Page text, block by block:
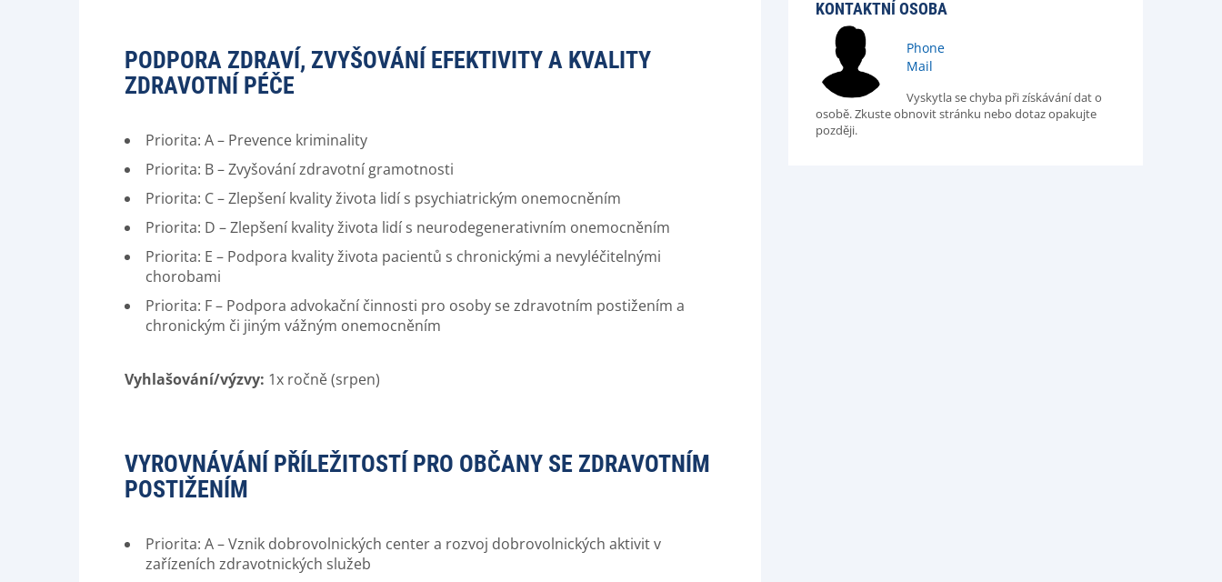
PODPORA ZDRAVÍ, ZVYŠOVÁNÍ EFEKTIVITY A KVALITY
ZDRAVOTNÍ PÉČE
Priorita: A – Prevence kriminality
Priorita: B – Zvyšování zdravotní gramotnosti
Priorita: C – Zlepšení kvality života lidí s psychiatrickým onemocněním
Priorita: D – Zlepšení kvality života lidí s neurodegenerativním onemocněním
Priorita: E – Podpora kvality života pacientů s chronickými a nevyléčitelnými
chorobami
Priorita: F – Podpora advokační činnosti pro osoby se zdravotním postižením a
chronickým či jiným vážným onemocněním
Vyhlašování/výzvy: 1x ročně (srpen)
VYROVNÁVÁNÍ PŘÍLEŽITOSTÍ PRO OBČANY SE ZDRAVOTNÍM
POSTIŽENÍM
Priorita: A – Vznik dobrovolnických center a rozvoj dobrovolnických aktivit v
zařízeních zdravotnických služeb
KONTAKTNÍ OSOBA
Phone
Mail
Vyskytla se chyba při získávání dat o
osobě. Zkuste obnovit stránku nebo dotaz opakujte
později.